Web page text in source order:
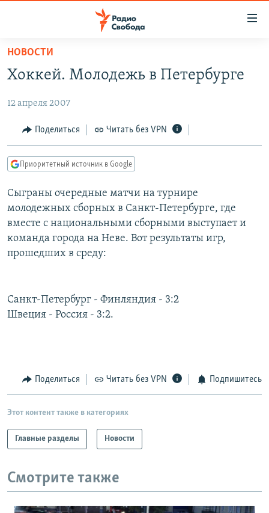
упрощенного
доступа
содержанию
Вернутся
навигации
Вернутся
поиску
АВТОРСКИЕ ПРОЕКТЫ
ЦИТАТЫ СВОБОДЫ
КУЛЬТУРА
IDEL.РЕАЛИИ
КАВКАЗ.РЕАЛИИ
СЕВЕР.РЕАЛИИ
СИБИРЬ.РЕАЛИИ
ПОДПИШИТЕСЬ НА РАССЫЛКУ
Все сайты РСЕ/РС
НОВОСТИ
Хоккей. Молодежь в Петербурге
12 апреля 2007
Поделиться Читать без VPN
Приоритетный источник в Google
Сыграны очередные матчи на турнире
молодежных сборных в Санкт-Петербурге, где
вместе с национальными сборными выступает и
команда города на Неве. Вот результаты игр,
прошедших в среду:
Санкт-Петербург - Финляндия - 3:2
Швеция - Россия - 3:2.
Поделиться Читать без VPN Подпишитесь
Этот контент также в категориях
Главные разделы Новости
Смотрите также